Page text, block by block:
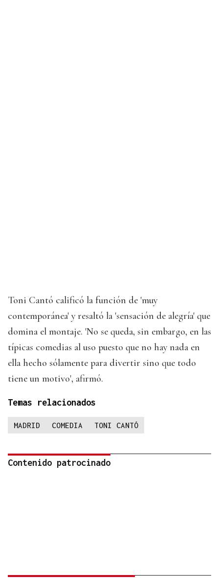
Toni Cantó calificó la función de 'muy
contemporánea' y resaltó la 'sensación de alegría' que
domina el montaje. 'No se queda, sin embargo, en las
típicas comedias al uso puesto que no hay nada en
ella hecho sólamente para divertir sino que todo
tiene un motivo', afirmó.
Temas relacionados
MADRID COMEDIA TONI CANTÓ
Contenido patrocinado